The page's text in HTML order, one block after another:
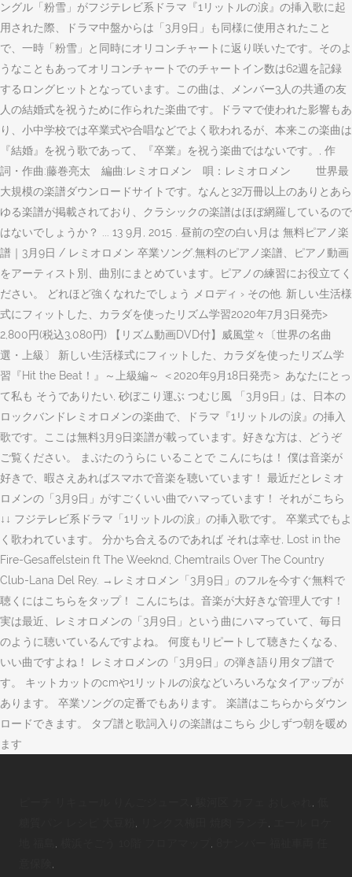
ングル「粉雪」がフジテレビ系ドラマ『1リットルの涙』の挿入歌に起
用された際、ドラマ中盤からは「3月9日」も同様に使用されたこと
で、一時「粉雪」と同時にオリコンチャートに返り咲いたです。そのよ
うなこともあってオリコンチャートでのチャートイン数は62週を記録
するロングヒットとなっています。この曲は、メンバー3人の共通の友
人の結婚式を祝うために作られた楽曲です。ドラマで使われた影響もあ
り、小中学校では卒業式や合唱などでよく歌われるが、本来この楽曲は
『結婚』を祝う歌であって、『卒業』を祝う楽曲ではないです。, 作
詞・作曲:藤巻亮太 編曲:レミオロメン 唄：レミオロメン 世界最
大規模の楽譜ダウンロードサイトです。なんと32万冊以上のありとあら
ゆる楽譜が掲載されており、クラシックの楽譜はほぼ網羅しているので
はないでしょうか？ ... 13 9月, 2015 . 昼前の空の白い月は 無料ピアノ楽
譜｜3月9日 / レミオロメン 卒業ソング,無料のピアノ楽譜、ピアノ動画
をアーティスト別、曲別にまとめています。ピアノの練習にお役立てく
ださい。 どれほど強くなれたでしょう メロディ › その他. 新しい生活様
式にフィットした、カラダを使ったリズム学習2020年7月3日発売>
2,800円(税込3,080円) 【リズム動画DVD付】威風堂々〔世界の名曲
選・上級〕 新しい生活様式にフィットした、カラダを使ったリズム学
習『Hit the Beat！』～上級編～ ＜2020年9月18日発売＞ あなたにとっ
て私も そうでありたい, 砂ぼこり運ぶ つむじ風 「3月9日」は、日本の
ロックバンドレミオロメンの楽曲で、ドラマ『1リットルの涙』の挿入
歌です。ここは無料3月9日楽譜が載っています。好きな方は、どうぞ
ご覧ください。 まぶたのうらに いることで こんにちは！ 僕は音楽が
好きで、暇さえあればスマホで音楽を聴いています！ 最近だとレミオ
ロメンの「3月9日」がすごくいい曲でハマっています！ それがこちら
↓↓ フジテレビ系ドラマ「1リットルの涙」の挿入歌です。 卒業式でもよ
く歌われています。 分かち合えるのであれば それは幸せ, Lost in the
Fire-Gesaffelstein ft The Weeknd, Chemtrails Over The Country
Club-Lana Del Rey. →レミオロメン「3月9日」のフルを今すぐ無料で
聴くにはこちらをタップ！ こんにちは。音楽が大好きな管理人です！
実は最近、レミオロメンの「3月9日」という曲にハマっていて、毎日
のように聴いているんですよね。 何度もリピートして聴きたくなる、
いい曲ですよね！ レミオロメンの「3月9日」の弾き語り用タブ譜で
す。 キットカットのcmや1リットルの涙などいろいろなタイアップが
あります。 卒業ソングの定番でもあります。 楽譜はこちらからダウン
ロードできます。 タブ譜と歌詞入りの楽譜はこちら 少しずつ朝を暖め
ます